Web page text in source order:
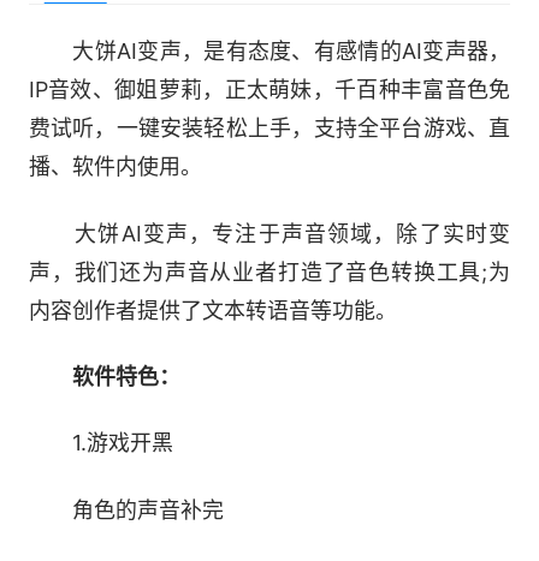
大饼AI变声，是有态度、有感情的AI变声器，
IP音效、御姐萝莉，正太萌妹，千百种丰富音色免
费试听，一键安装轻松上手，支持全平台游戏、直
播、软件内使用。
大饼AI变声，专注于声音领域，除了实时变
声，我们还为声音从业者打造了音色转换工具;为
内容创作者提供了文本转语音等功能。
软件特色：
1.游戏开黑
角色的声音补完